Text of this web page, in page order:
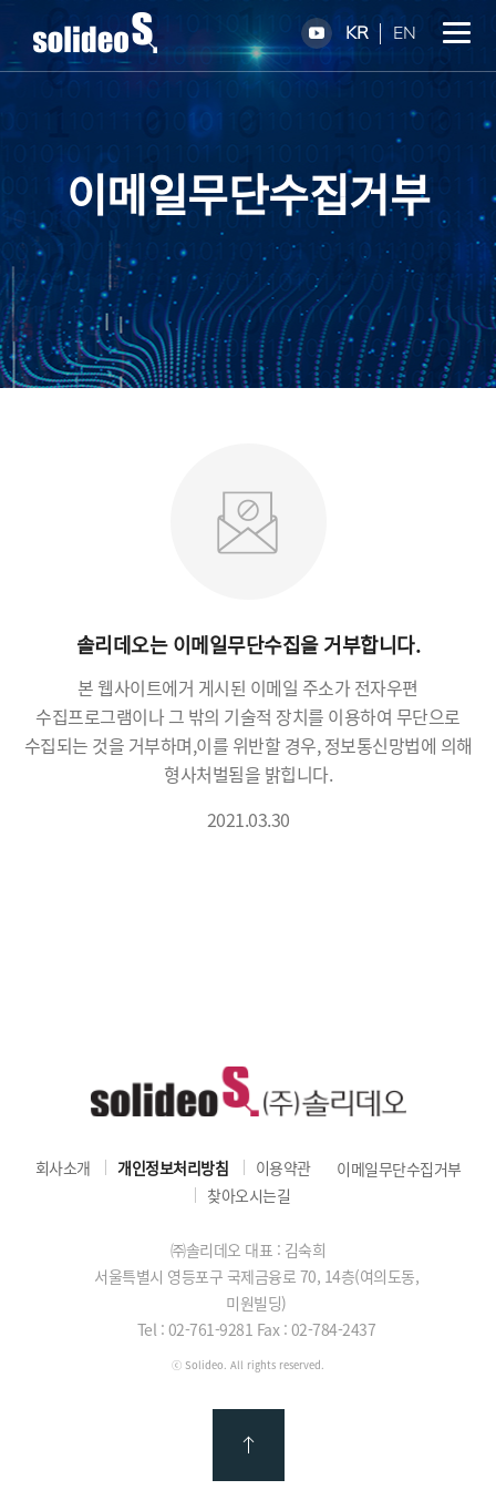
KR EN
이메일무단수집거부
솔리데오는 이메일무단수집을 거부합니다.
본 웹사이트에거 게시된 이메일 주소가 전자우편
수집프로그램이나 그 밖의 기술적 장치를 이용하여 무단으로
수집되는 것을 거부하며,이를 위반할 경우, 정보통신망법에 의해
형사처벌됨을 밝힙니다.
2021.03.30
회사소개 개인정보처리방침 이용약관
이메일무단수집거부
찾아오시는길
㈜솔리데오 대표 : 김숙희
서울특별시 영등포구 국제금융로 70, 14층(여의도동,
미원빌딩)
Tel : 02-761-9281 Fax : 02-784-2437
ⓒ Solideo. All rights reserved.